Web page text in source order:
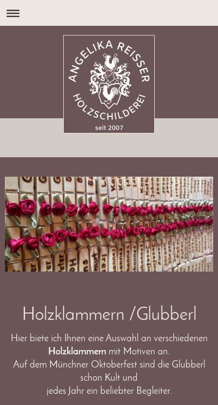
Holzklammern /Glubberl
Hier biete ich Ihnen eine Auswahl an verschiedenen
Holzklammern mit Motiven an.
Auf dem Münchner Oktoberfest sind die Glubberl
schon Kult und
jedes Jahr ein beliebter Begleiter.